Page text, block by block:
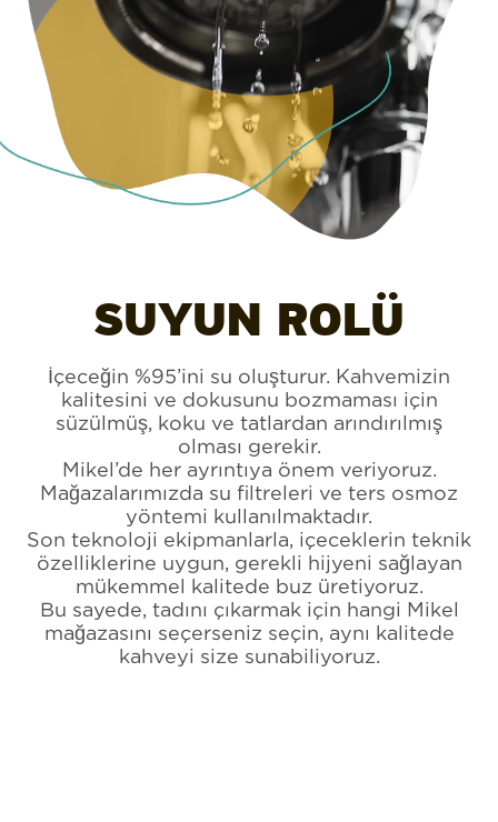
SUYUN ROLÜ
İçeceğin %95’ini su oluşturur. Kahvemizin
kalitesini ve dokusunu bozmaması için
süzülmüş, koku ve tatlardan arındırılmış
olması gerekir.
Mikel’de her ayrıntıya önem veriyoruz.
Mağazalarımızda su filtreleri ve ters osmoz
yöntemi kullanılmaktadır.
Son teknoloji ekipmanlarla, içeceklerin teknik
özelliklerine uygun, gerekli hijyeni sağlayan
mükemmel kalitede buz üretiyoruz.
Bu sayede, tadını çıkarmak için hangi Mikel
mağazasını seçerseniz seçin, aynı kalitede
kahveyi size sunabiliyoruz.